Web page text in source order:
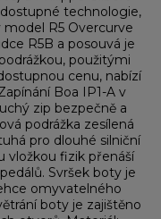
technologie,
R5 Overcurve
R5B a posouvá je
použitými
cenu, nabízí
Boa IP1-A v
zip bezpečně a
podrážka zesílená
pro dlouhé silniční
vložkou fizik přenáší
Svršek boty je
omyvatelného
boty je zajištěno